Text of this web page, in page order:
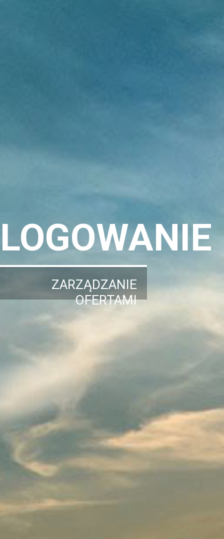
LOGOWANIE
ZARZĄDZANIE
OFERTAMI